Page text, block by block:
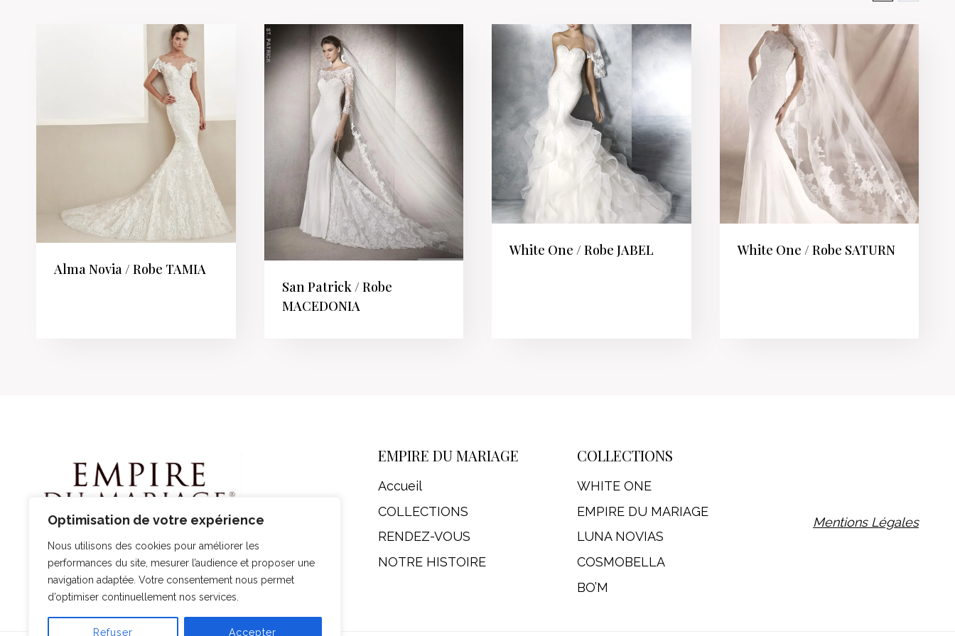
Optimisation de votre expérience
Nous utilisons des cookies pour améliorer les
performances du site, mesurer l’audience et proposer une
navigation adaptée. Votre consentement nous permet
d’optimiser continuellement nos services.
Refuser Accepter
Alma Novia / Robe TAMIA
San Patrick / Robe
MACEDONIA
White One / Robe JABEL White One / Robe SATURN
EMPIRE DU MARIAGE
Accueil
COLLECTIONS
RENDEZ-VOUS
NOTRE HISTOIRE
COLLECTIONS
WHITE ONE
EMPIRE DU MARIAGE
LUNA NOVIAS
COSMOBELLA
BO’M
Mentions Légales